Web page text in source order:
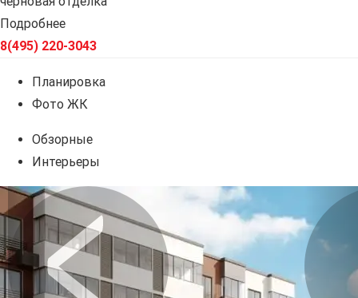
Подробнее
8(495) 220-3043
Планировка
Фото ЖК
Обзорные
Интерьеры